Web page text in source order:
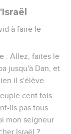
à faire le
: Allez, faites le
jusqu'à Dan, et
il s'élève.
cent fois
ils pas tous
mon seigneur
Israël ?